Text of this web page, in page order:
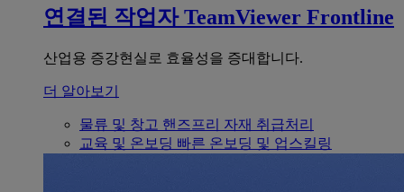
연결된 작업자 TeamViewer Frontline
산업용 증강현실로 효율성을 증대합니다.
더 알아보기
물류 및 창고 핸즈프리 자재 취급처리
교육 및 온보딩 빠른 온보딩 및 업스킬링